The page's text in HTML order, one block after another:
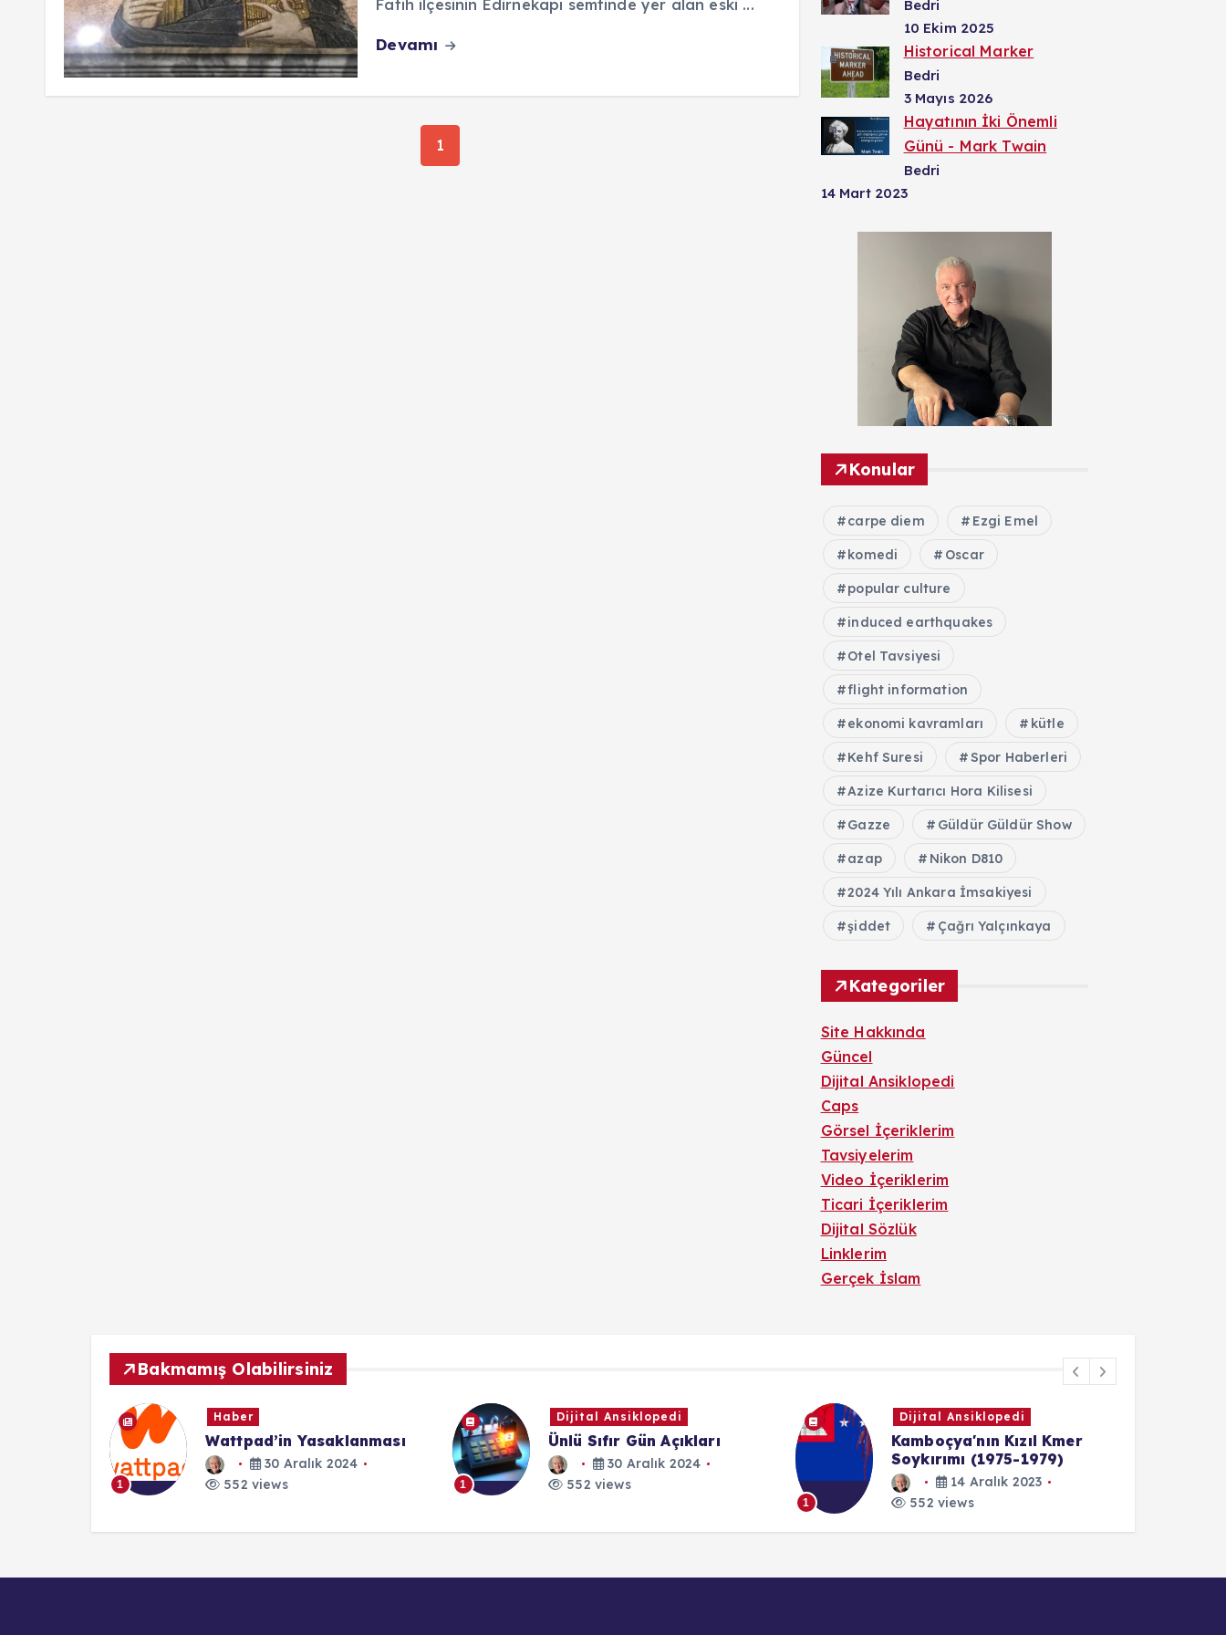
Fatih ilçesinin Edirnekapı semtinde yer alan eski ...
Devamı
1
Bedri
10 Ekim 2025
Historical Marker
Bedri
3 Mayıs 2026
Hayatının İki Önemli
Günü - Mark Twain
Bedri
14 Mart 2023
Konular
carpe diem Ezgi Emel
komedi Oscar
popular culture
induced earthquakes
Otel Tavsiyesi
flight information
ekonomi kavramları kütle
Kehf Suresi Spor Haberleri
Azize Kurtarıcı Hora Kilisesi
Gazze Güldür Güldür Show
azap Nikon D810
2024 Yılı Ankara İmsakiyesi
şiddet Çağrı Yalçınkaya
Kategoriler
Site Hakkında
Güncel
Dijital Ansiklopedi
Caps
Görsel İçeriklerim
Tavsiyelerim
Video İçeriklerim
Ticari İçeriklerim
Dijital Sözlük
Linklerim
Gerçek İslam
Bakmamış Olabilirsiniz
1
Haber
Wattpad’in Yasaklanması
30 Aralık 2024
552 views
1
Dijital Ansiklopedi
Ünlü Sıfır Gün Açıkları
30 Aralık 2024
552 views
1
Dijital Ansiklopedi
Kamboçya'nın Kızıl Kmer
Soykırımı (1975-1979)
14 Aralık 2023
552 views